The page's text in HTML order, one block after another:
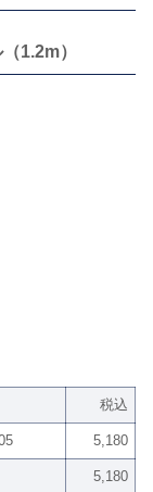
1.2m）
税込
5,180
5,180